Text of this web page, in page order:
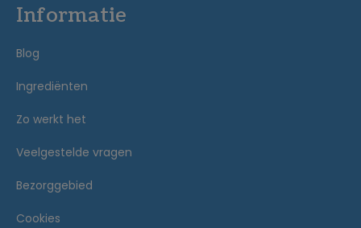
Informatie
Blog
Ingrediënten
Zo werkt het
Veelgestelde vragen
Bezorggebied
Cookies